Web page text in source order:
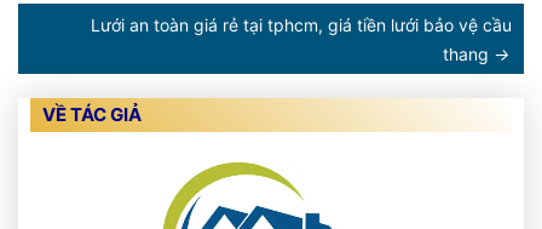
Lưới an toàn giá rẻ tại tphcm, giá tiền lưới bảo vệ cầu
thang →
VỀ TÁC GIẢ